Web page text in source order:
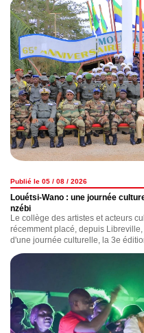
Publié le 05 / 08 / 2026
Louétsi-Wano : une journée
nzébi
Le collège des artistes et acteurs
récemment placé, depuis
d'une journée culturelle, la 3e
patrimoine nzebi.